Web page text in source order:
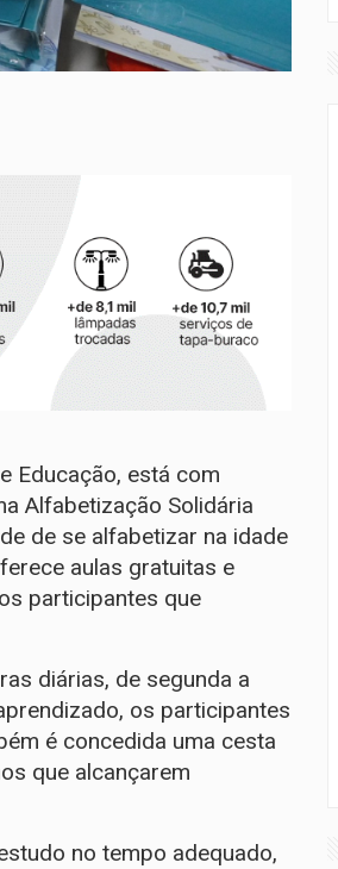
Educação, está com
Alfabetização Solidária
de se alfabetizar na idade
aulas gratuitas e
participantes que
diárias, de segunda a
os participantes
é concedida uma cesta
que alcançarem
no tempo adequado,